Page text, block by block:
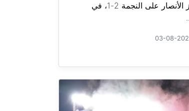
2026 فوز الأنصار على النجمة 2-1، في
03-08-